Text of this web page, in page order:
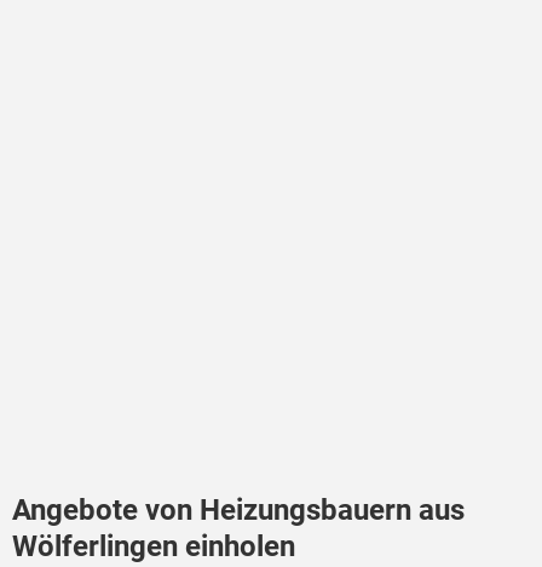
Angebote von Heizungsbauern aus
Wölferlingen einholen